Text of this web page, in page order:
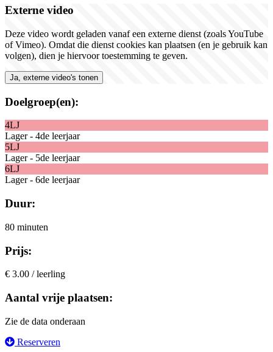
Externe video
Deze video wordt geladen vanaf een externe dienst (zoals YouTube
of Vimeo). Omdat die dienst cookies kan plaatsen (en je gebruik kan
volgen), dien je hiervoor toestemming te geven.
Ja, externe video's tonen
Doelgroep(en):
4LJ
Lager - 4de leerjaar
5LJ
Lager - 5de leerjaar
6LJ
Lager - 6de leerjaar
Duur:
80 minuten
Prijs:
€ 3.00 / leerling
Aantal vrije plaatsen:
Zie de data onderaan
Reserveren